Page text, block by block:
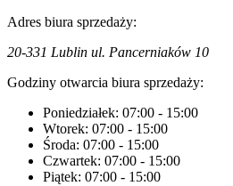
Adres biura sprzedaży:
20-331 Lublin ul. Pancerniaków 10
Godziny otwarcia biura sprzedaży:
Poniedziałek: 07:00 - 15:00
Wtorek: 07:00 - 15:00
Środa: 07:00 - 15:00
Czwartek: 07:00 - 15:00
Piątek: 07:00 - 15:00